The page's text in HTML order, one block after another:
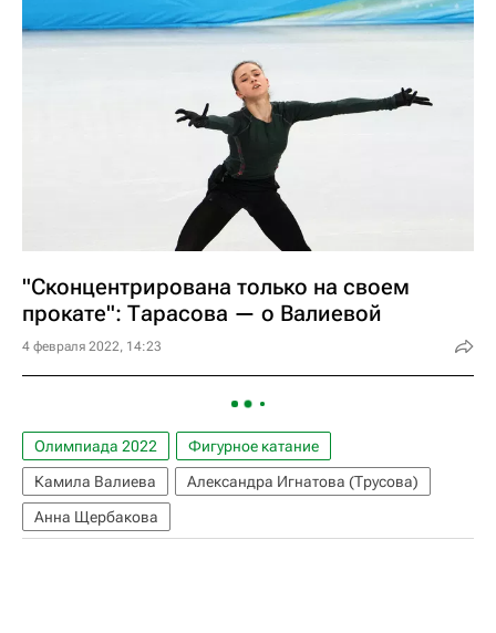
"Сконцентрирована только на своем
прокате": Тарасова — о Валиевой
4 февраля 2022, 14:23
Олимпиада 2022
Фигурное катание
Камила Валиева
Александра Игнатова (Трусова)
Анна Щербакова